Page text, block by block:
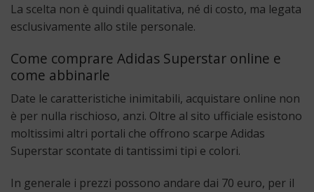
La scelta non è quindi qualitativa, né di costo, ma legata
esclusivamente allo stile personale.
Come comprare Adidas Superstar online e
come abbinarle
Date le caratteristiche inimitabili, acquistare online non
è per nulla rischioso, anzi. Oltre al sito ufficiale esistono
moltissimi altri portali che offrono scarpe Adidas
Superstar scontate di tantissimi tipi e colori.
In generale i prezzi possono andare dai 70 euro, per il